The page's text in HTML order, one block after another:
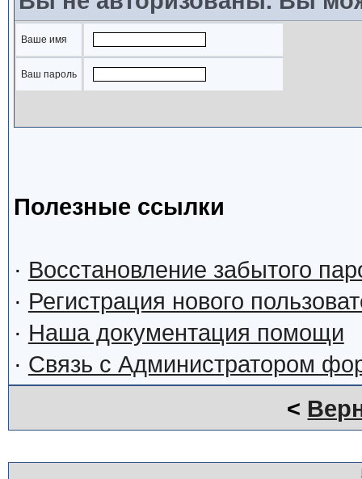
Ваше имя
Ваш пароль
Полезные ссылки
· Восстановление забытого
· Регистрация нового
· Наша документация помощи
· Связь с Администратором
<